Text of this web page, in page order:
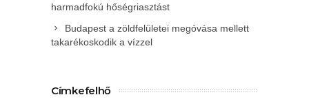
harmadfokú hőségriasztást
Budapest a zöldfelületei megóvása mellett
takarékoskodik a vízzel
Címkefelhő